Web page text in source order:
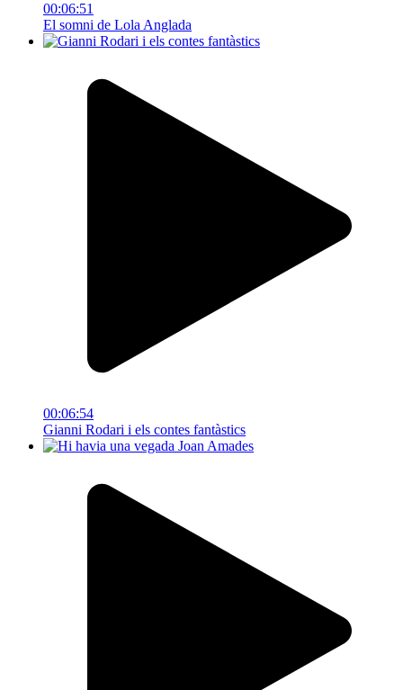
00:06:51
El somni de Lola Anglada
00:06:54
Gianni Rodari i els contes fantàstics